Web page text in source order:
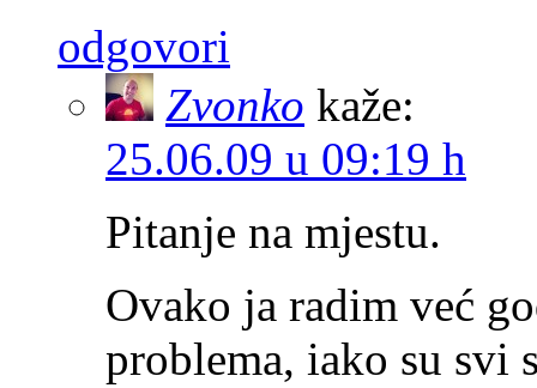
odgovori
Zvonko kaže:
25.06.09 u 09:19 h
Pitanje na mjestu.
Ovako ja radim već
problema, iako su svi